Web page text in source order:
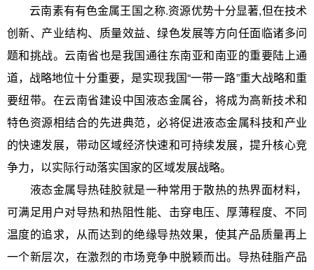
云南素有有色金属王国之称.资源优势十分显著,但在技术
创新、产业结构、质量效益、绿色发展等方向任面临诸多问
题和挑战。云南省也是我国通往东南亚和南亚的重要陆上通
道，战略地位十分重要，是实现我国“一带一路”重大战略和重
要纽带。在云南省建设中国液态金属谷，将成为高新技术和
特色资源相结合的先进典范，必将促进液态金属科技和产业
的快速发展，带动区域经济快速和可持续发展，提升核心竞
争力，以实际行动落实国家的区域发展战略。
液态金属导热硅胶就是一种常用于散热的热界面材料，
可满足用户对导热和热阻性能、击穿电压、厚薄程度、不同
温度的追求，从而达到的绝缘导热效果，使其产品质量再上
一个新层次，在激烈的市场竞争中脱颖而出。导热硅脂产品